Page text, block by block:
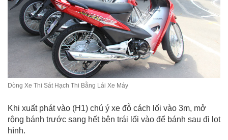
Dòng Xe Thi Sát Hạch Thi Bằng Lái Xe Máy
Khi xuất phát vào (H1) chú ý xe đỗ cách lối vào 3m, mở
rộng bánh trước sang hết bên trái lối vào để bánh sau đi lọt
hình.